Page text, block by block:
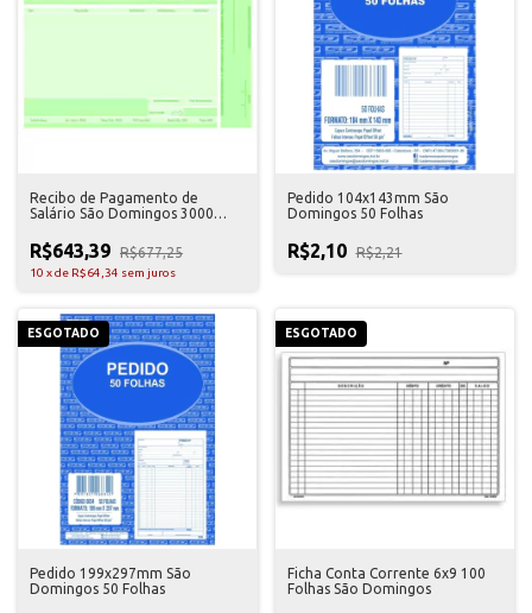
Recibo de Pagamento de
Salário São Domingos 3000
R$643,39 R$677,25
10 xde R$64,34 sem juros
Pedido 104x143mm São
Domingos 50 Folhas
R$2,10 R$2,21
ESGOTADO
Pedido 199x297mm São
Domingos 50 Folhas
ESGOTADO
Ficha Conta Corrente 6x9 100
Folhas São Domingos